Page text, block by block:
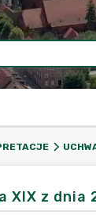
XIX z dnia